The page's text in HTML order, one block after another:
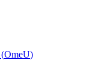
(OmeU)